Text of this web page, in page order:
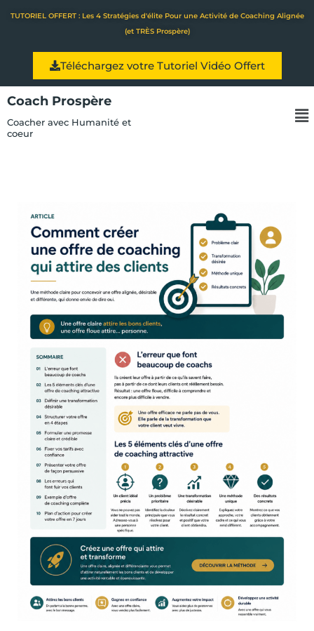
TUTORIEL OFFERT : Les 4 Stratégies d'élite Pour une Activité de Coaching Alignée
(et TRÈS Prospère)
Téléchargez votre Tutoriel Vidéo Offert
Coach Prospère
Coacher avec Humanité et
coeur